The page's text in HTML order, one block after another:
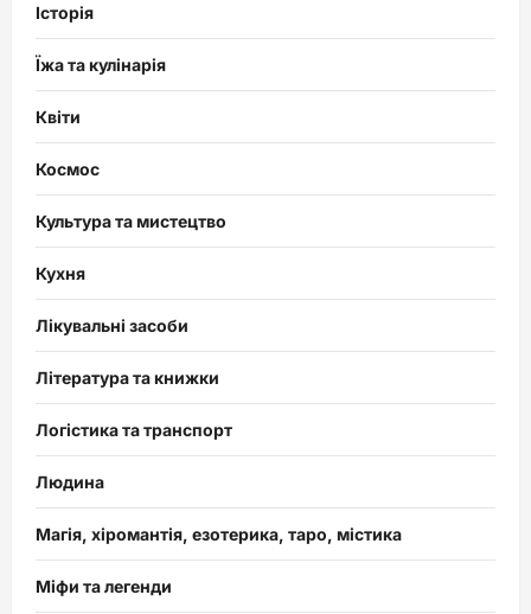
Історія
Їжа та кулінарія
Квіти
Космос
Культура та мистецтво
Кухня
Лікувальні засоби
Література та книжки
Логістика та транспорт
Людина
Магія, хіромантія, езотерика, таро, містика
Міфи та легенди